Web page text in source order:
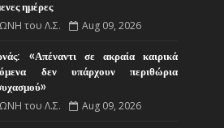
ημέρες
του Λ.Σ. Aug 09, 2026
«Απέναντι σε ακραία καιρικά
δεν υπάρχουν περιθώρια
του Λ.Σ. Aug 09, 2026